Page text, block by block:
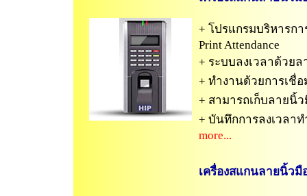
+ โปรแกรมบริหารก
Print Attendance
+ ระบบลงเวลาด้วย
+ ทำงานด้วยการเชื่
+ สามารถเก็บลายนิ้
+ บันทึกการลงเวลา
more...
เครื่องสแกนลายนิ้วมื